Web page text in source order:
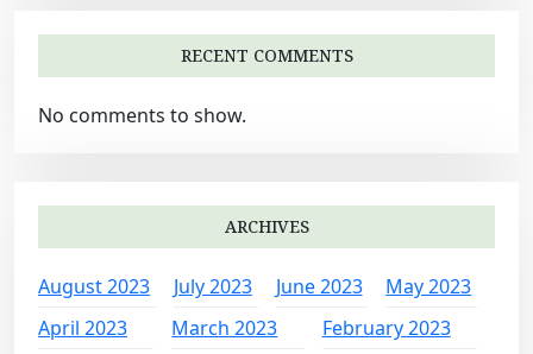
RECENT COMMENTS
No comments to show.
ARCHIVES
August 2023 July 2023 June 2023
May 2023
April 2023
March 2023
February 2023